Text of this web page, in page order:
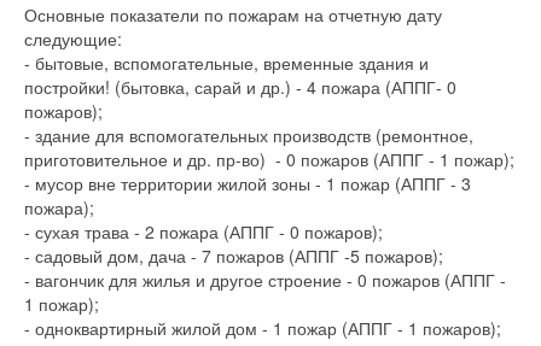
Основные показатели по пожарам на отчетную дату
следующие:
- бытовые, вспомогательные, временные здания и
постройки! (бытовка, сарай и др.) - 4 пожара (АППГ- 0
пожаров);
- здание для вспомогательных производств (ремонтное,
приготовительное и др. пр-во) - 0 пожаров (АППГ - 1 пожар);
- мусор вне территории жилой зоны - 1 пожар (АППГ - 3
пожара);
- сухая трава - 2 пожара (АППГ - 0 пожаров);
- садовый дом, дача - 7 пожаров (АППГ -5 пожаров);
- вагончик для жилья и другое строение - 0 пожаров (АППГ -
1 пожар);
- одноквартирный жилой дом - 1 пожар (АППГ - 1 пожаров);